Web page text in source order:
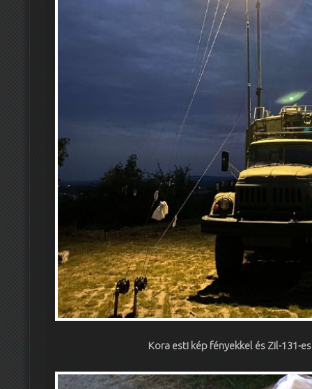
Kora esti kép fényekkel és Zil-131-